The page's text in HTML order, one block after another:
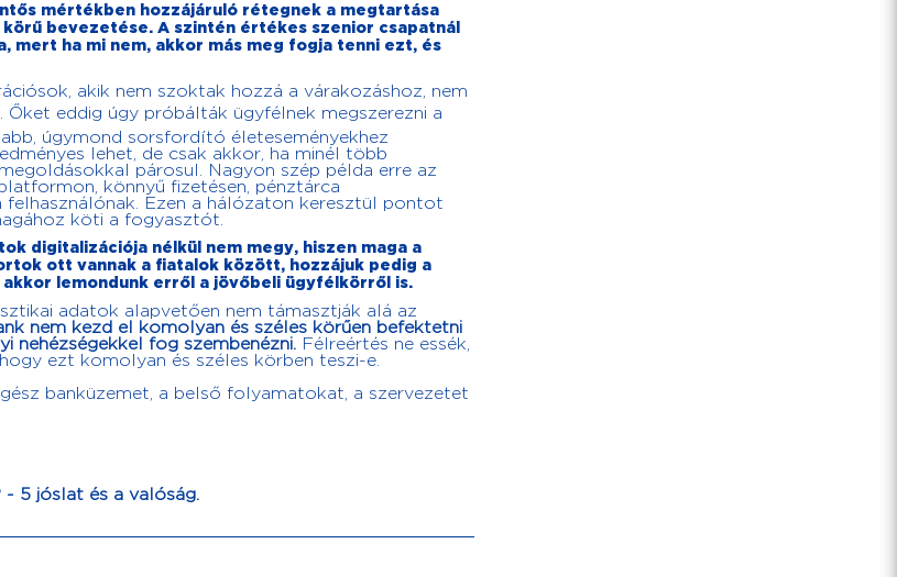
mértékben hozzájáruló rétegnek a megtartása
bevezetése. A szintén értékes szenior csapatnál
mert ha mi nem, akkor más meg fogja tenni ezt, és
akik nem szoktak hozzá a várakozáshoz, nem
eddig úgy próbálták ügyfélnek megszerezni a
úgymond sorsfordító életeseményekhez
lehet, de csak akkor, ha minél több
párosul. Nagyon szép példa erre az
könnyű fizetésen, pénztárca
Ezen a hálózaton keresztül pontot
köti a fogyasztót.
digitalizációja nélkül nem megy, hiszen maga a
ott vannak a fiatalok között, hozzájuk pedig a
lemondunk erről a jövőbeli ügyfélkörről is.
adatok alapvetően nem támasztják alá az
nem kezd el komolyan és széles körűen befektetni
nehézségekkel fog szembenézni. Félreértés ne essék,
ezt komolyan és széles körben teszi-e.
banküzemet, a belső folyamatokat, a szervezetet
- 5 jóslat és a valóság.